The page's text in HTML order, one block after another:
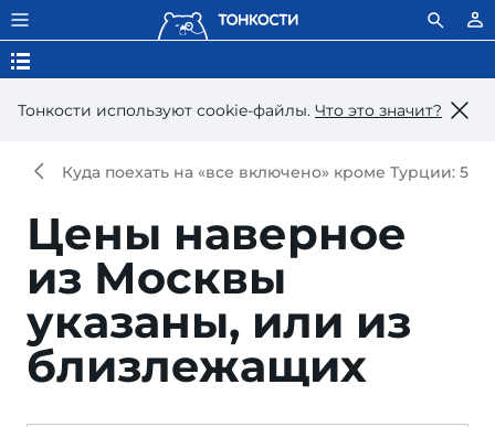
Тонкости используют сookie-файлы. Что это значит?
Куда поехать на «все включено» кроме Турции: 5
Цены наверное
из Москвы
указаны, или из
близлежащих